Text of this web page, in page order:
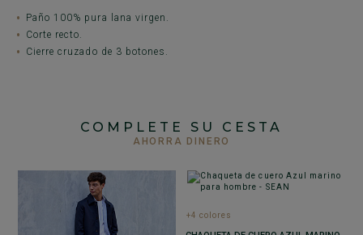
Paño 100% pura lana virgen.
Corte recto.
Cierre cruzado de 3 botones.
COMPLETE SU CESTA
AHORRA DINERO
+4 colores